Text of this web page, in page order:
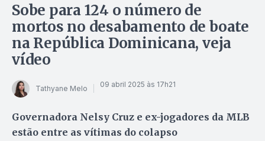
Sobe para 124 o número de
mortos no desabamento de boate
na República Dominicana, veja
vídeo
Tathyane Melo 09 abril 2025 às 17h21
Governadora Nelsy Cruz e ex-jogadores da MLB
estão entre as vítimas do colapso